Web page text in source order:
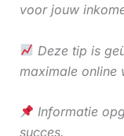
voor jouw
Deze tip is
maximale online
Informatie
succes.